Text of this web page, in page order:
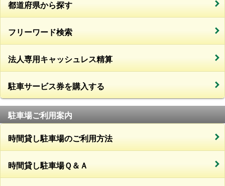
都道府県から探す
フリーワード検索
法人専用キャッシュレス精算
駐車サービス券を購入する
駐車場ご利用案内
時間貸し駐車場のご利用方法
時間貸し駐車場Ｑ＆Ａ